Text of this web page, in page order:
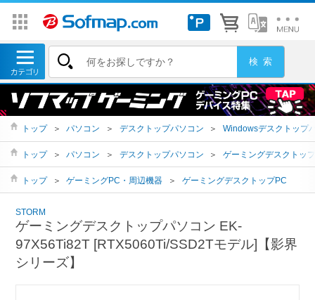
トップ ＞ パソコン ＞ デスクトップパソコン ＞ Windowsデスクトップ
トップ ＞ パソコン ＞ デスクトップパソコン ＞ ゲーミングデスクトッ
トップ ＞ ゲーミングPC・周辺機器 ＞ ゲーミングデスクトップPC
STORM
ゲーミングデスクトップパソコン EK-
97X56Ti82T [RTX5060Ti/SSD2Tモデル]【影界
シリーズ】